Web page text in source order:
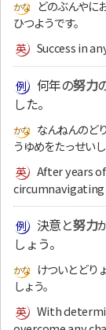
どのぶんやに
ひつようです。
Success in
何年の努力
した。
なんねんのど
うゆめをたっせいし
After years
決意と努力
しょう。
けついとどり
しょう。
With